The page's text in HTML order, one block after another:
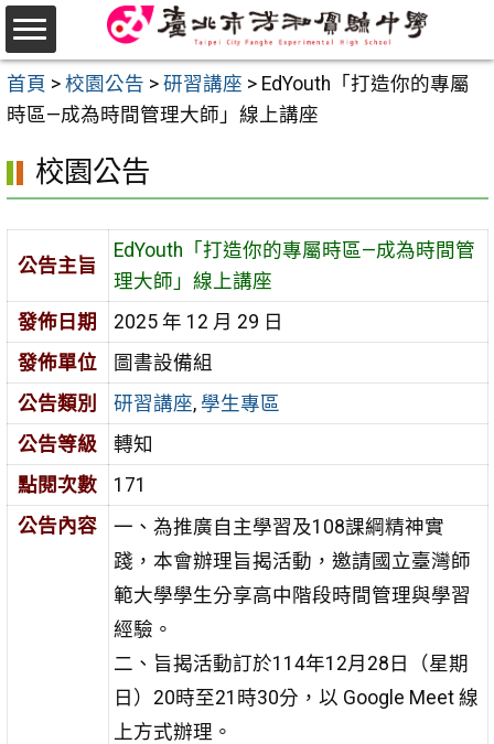
跳
至
主
要
區
首頁 > 校園公告 > 研習講座 > EdYouth「打造你的專屬
時區—成為時間管理大師」線上講座
校園公告
公告主旨
EdYouth「打造你的專屬時區—成為時間管
理大師」線上講座
發佈日期
2025 年 12 月 29 日
發佈單位
圖書設備組
公告類別
研習講座, 學生專區
公告等級
轉知
點閱次數
171
公告內容
一、為推廣自主學習及108課綱精神實
踐，本會辦理旨揭活動，邀請國立臺灣師
範大學學生分享高中階段時間管理與學習
經驗。
二、旨揭活動訂於114年12月28日（星期
日）20時至21時30分，以 Google Meet 線
上方式辦理。
選
單